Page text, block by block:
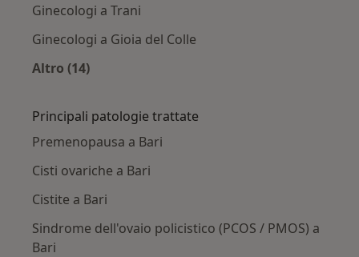
Ginecologi a Trani
Ginecologi a Gioia del Colle
Altro (14)
Principali patologie trattate
Premenopausa a Bari
Cisti ovariche a Bari
Cistite a Bari
Sindrome dell'ovaio policistico (PCOS / PMOS) a
Bari